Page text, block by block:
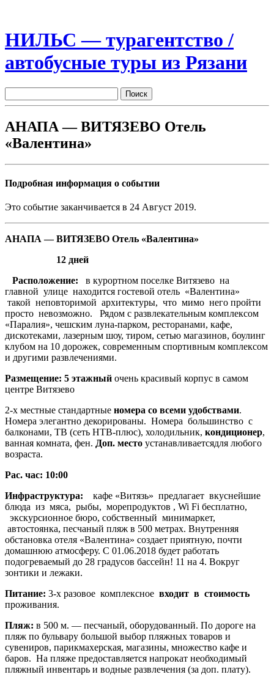
НИЛЬС — турагентство /
автобусные туры из Рязани
АНАПА — ВИТЯЗЕВО Отель
«Валентина»
Подробная информация о событии
Это событие заканчивается в 24 Август 2019.
АНАПА — ВИТЯЗЕВО Отель «Валентина»
12 дней
Расположение: в курортном поселке Витязево на
главной улице находится гостевой отель «Валентина»
такой неповторимой архитектуры, что мимо него пройти
просто невозможно. Рядом с развлекательным комплексом
«Паралия», чешским луна-парком, ресторанами, кафе,
дискотеками, лазерным шоу, тиром, сетью магазинов, боулинг
клубом на 10 дорожек, современным спортивным комплексом
и другими развлечениями.
Размещение: 5 этажный очень красивый корпус в самом
центре Витязево
2-х местные стандартные номера со всеми удобствами.
Номера элегантно декорированы. Номера большинство с
балконами, ТВ (сеть НТВ-плюс), холодильник, кондиционер,
ванная комната, фен. Доп. место устанавливаетсядля любого
возраста.
Рас. час: 10:00
Инфраструктура: кафе «Витязь» предлагает вкуснейшие
блюда из мяса, рыбы, морепродуктов , Wi Fi бесплатно,
экскурсионное бюро, собственный минимаркет,
автостоянка, песчаный пляж в 500 метрах. Внутренняя
обстановка отеля «Валентина» создает приятную, почти
домашнюю атмосферу. C 01.06.2018 будет работать
подогреваемый до 28 градусов бассейн! 11 на 4. Вокруг
зонтики и лежаки.
Питание: 3-х разовое комплексное входит в стоимость
проживания.
Пляж: в 500 м. — песчаный, оборудованный. По дороге на
пляж по бульвару большой выбор пляжных товаров и
сувениров, парикмахерская, магазины, множество кафе и
баров. На пляже предоставляется напрокат необходимый
пляжный инвентарь и водные развлечения (за доп. плату).